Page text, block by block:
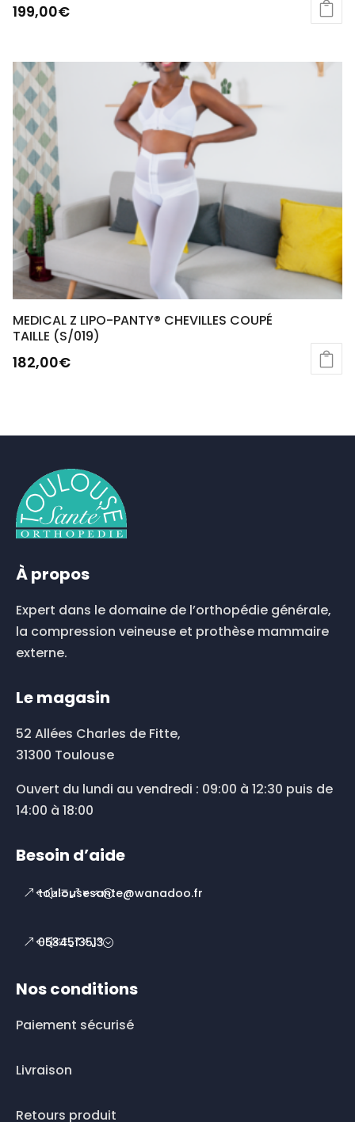
199,00€
MEDICAL Z LIPO-PANTY® CHEVILLES COUPÉ
TAILLE (S/019)
182,00€
À propos
Expert dans le domaine de l’orthopédie générale,
la compression veineuse et prothèse mammaire
externe.
Le magasin
52 Allées Charles de Fitte,
31300 Toulouse
Ouvert du lundi au vendredi : 09:00 à 12:30 puis de
14:00 à 18:00
Besoin d’aide
toulousesante@wanadoo.fr
0534513513
Nos conditions
Paiement sécurisé
Livraison
Retours produit